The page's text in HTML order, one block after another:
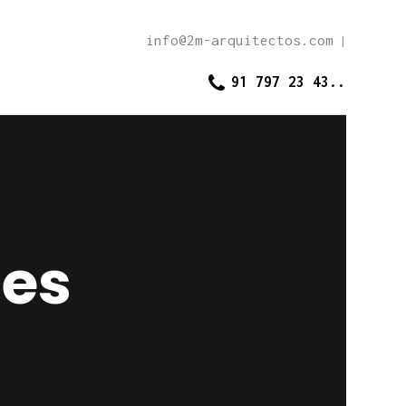
info@2m-arquitectos.com
91 797 23 43..